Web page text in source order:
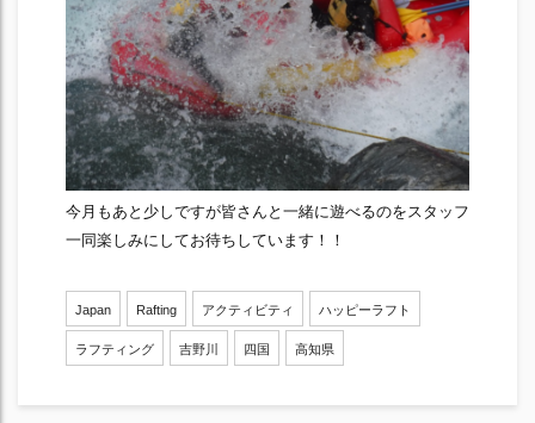
今月もあと少しですが皆さんと一緒に遊べるのをスタッフ
一同楽しみにしてお待ちしています！！
Japan Rafting アクティビティ ハッピーラフト
ラフティング 吉野川 四国 高知県